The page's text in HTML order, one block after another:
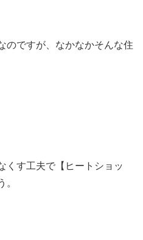
のですが、なかなかそんな住
くす工夫で【ヒートショッ
。